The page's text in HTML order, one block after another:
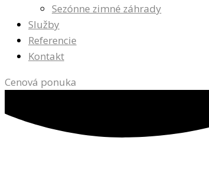
Sezónne zimné záhrady
Služby
Referencie
Kontakt
Cenová ponuka